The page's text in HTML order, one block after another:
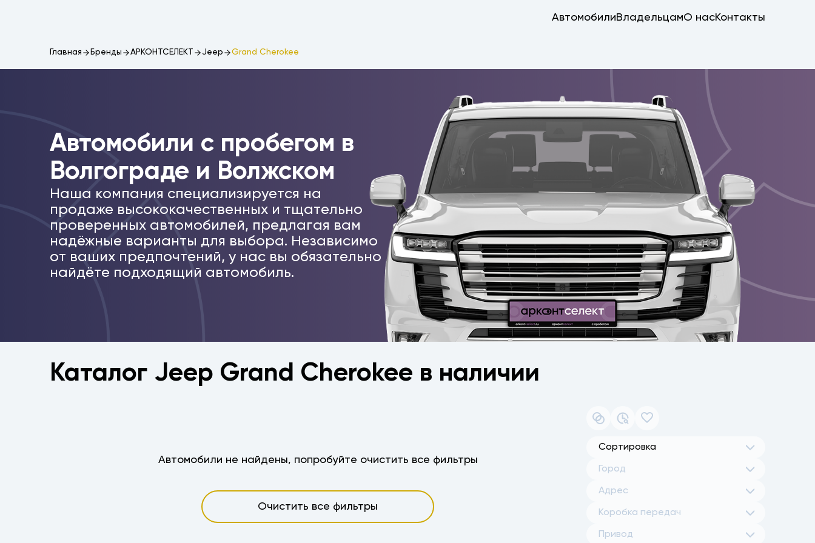
АвтомобилиВладельцамО насКонтакты
Главная Бренды АРКОНТСЕЛЕКТ Jeep Grand Cherokee
Автомобили c пробегом в
Волгограде и Волжском
Наша компания специализируется на
продаже высококачественных и тщательно
проверенных автомобилей, предлагая вам
надёжные варианты для выбора. Независимо
от ваших предпочтений, у нас вы обязательно
найдёте подходящий автомобиль.
Каталог Jeep Grand Cherokee в наличии
Автомобили не найдены, попробуйте очистить все фильтры
Очистить все фильтры
Сортировка
Город
Адрес
Коробка передач
Привод